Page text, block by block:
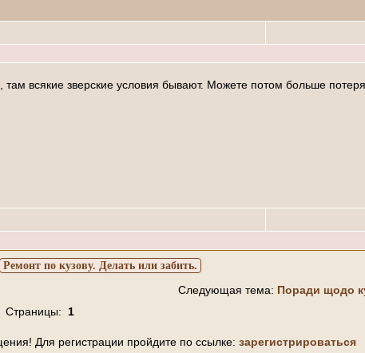
всякие зверские условия бывают. Можете потом больше
Ремонт по кузову. Делать или забить.
Следующая тема: Поради щодо
Страницы: 1
Для регистрации пройдите по ссылке: зарегистрироваться